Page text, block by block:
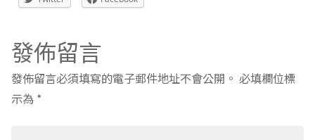
發佈留言
發佈留言必須填寫的電子郵件地址不會公開。 必填欄位標
示為 *